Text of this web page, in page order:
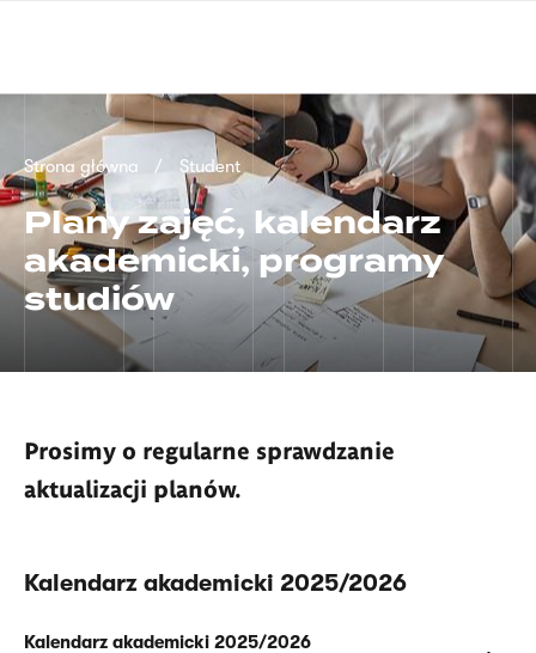
Ścieżka
nawigacyjna
Strona główna Student
Plany zajęć, kalendarz
akademicki, programy
studiów
Prosimy o regularne sprawdzanie
aktualizacji planów.
Kalendarz akademicki 2025/2026
Kalendarz akademicki 2025/2026